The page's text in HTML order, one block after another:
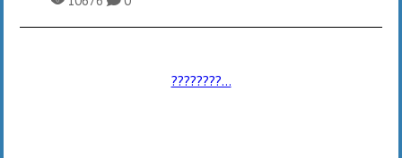
????????...